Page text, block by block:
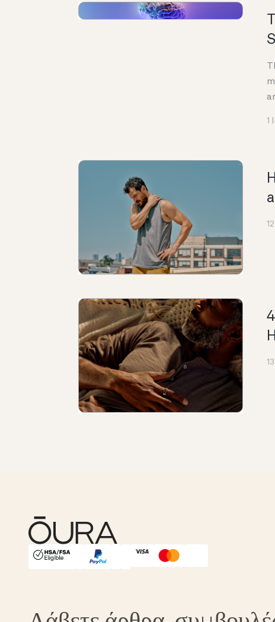
1
HSA/FSA Eligible
Affirm